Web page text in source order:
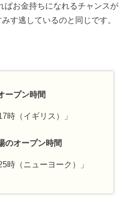
ばお金持ちになれるチャンスが
す逃しているのと同じです。
ープン時間
時（イギリス）」
のオープン時間
時（ニューヨーク）」